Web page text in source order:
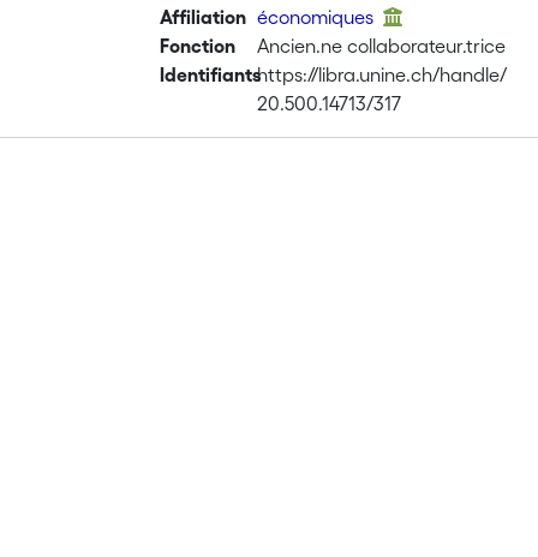
Affiliation économiques
Fonction
Ancien.ne collaborateur.trice
Identifiantshttps://libra.unine.ch/handle/
20.500.14713/317